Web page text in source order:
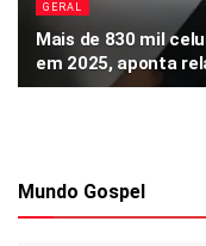
GERAL
Mais de 830 mil
em 2025, aponta
Mundo Gospel